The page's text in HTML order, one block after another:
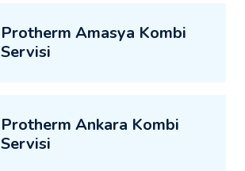
Protherm Amasya Kombi
Servisi
Protherm Ankara Kombi
Servisi